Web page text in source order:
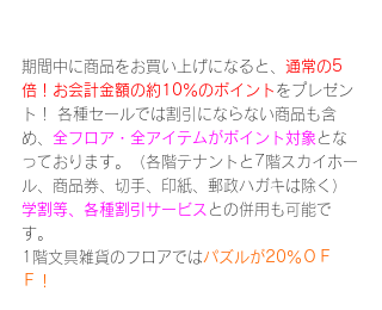
期間中に商品をお買い上げになると、 通常の5
倍！お会計金額の約10％のポイント をプレゼン
ト！ 各種セールでは割引にならない商品も含
め、 全フロア・全アイテムがポイント対象 とな
っております。（各階テナントと7階スカイホー
ル、商品券、切手、印紙、郵政ハガキは除く）
学割等、各種割引サービス との併用も可能で
す。
1階文具雑貨のフロアではパズルが20％ＯＦ
Ｆ！